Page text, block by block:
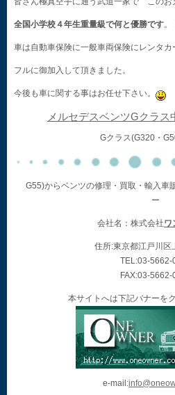
全国小学校４年生重量級で何と優勝です。
車は自動車保険に一般車両保険にレンタ
フルに御加入して頂きました。
今後も車に関する事はお任せ下さい。
メルセデスベンツGクラス
Gクラス(G320・
G55)からベンツの修理・買取・輸入車
ー
会社名：株式会社ワ
住所:東京都江戸川区
TEL:03-5662-
FAX:03-5662-
本サイトへは下記バナーを
e-mail: